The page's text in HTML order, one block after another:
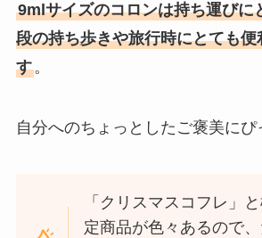
9mlサイズのコロンは持ち運びに
段の持ち歩きや旅行時にとても便
す。
自分へのちょっとしたご褒美にぴ
「クリスマスコフレ」
定商品が色々あるので